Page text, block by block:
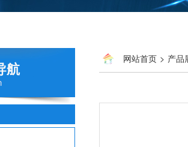
航
网站首页 > 产品